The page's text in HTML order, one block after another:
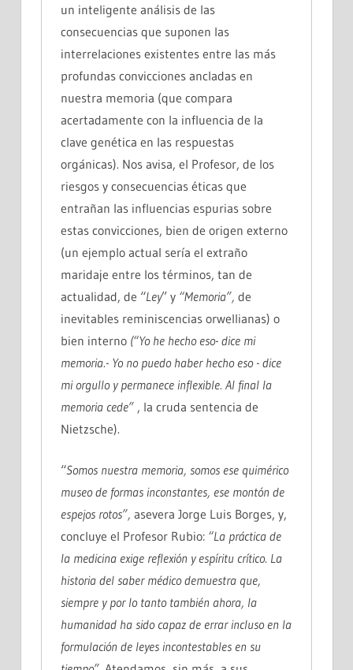
un inteligente análisis de las
consecuencias que suponen las
interrelaciones existentes entre las más
profundas convicciones ancladas en
nuestra memoria (que compara
acertadamente con la influencia de la
clave genética en las respuestas
orgánicas). Nos avisa, el Profesor, de los
riesgos y consecuencias éticas que
entrañan las influencias espurias sobre
estas convicciones, bien de origen externo
(un ejemplo actual sería el extraño
maridaje entre los términos, tan de
actualidad, de “Ley” y “Memoria”, de
inevitables reminiscencias orwellianas) o
bien interno (“Yo he hecho eso- dice mi
memoria.- Yo no puedo haber hecho eso - dice
mi orgullo y permanece inflexible. Al final la
memoria cede” , la cruda sentencia de
Nietzsche).
“Somos nuestra memoria, somos ese quimérico
museo de formas inconstantes, ese montón de
espejos rotos”, asevera Jorge Luis Borges, y,
concluye el Profesor Rubio: “La práctica de
la medicina exige reflexión y espíritu crítico. La
historia del saber médico demuestra que,
siempre y por lo tanto también ahora, la
humanidad ha sido capaz de errar incluso en la
formulación de leyes incontestables en su